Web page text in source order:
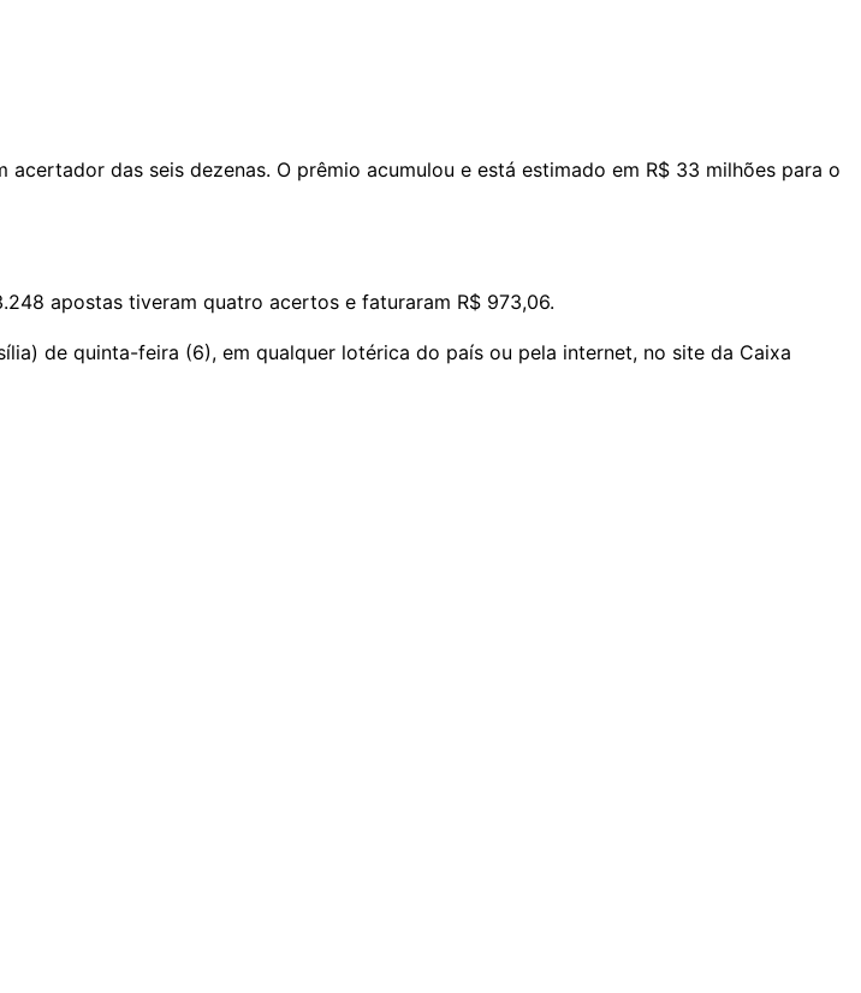
das seis dezenas. O prêmio acumulou e está estimado em R$ 33 milhões para o
apostas tiveram quatro acertos e faturaram R$ 973,06.
de quinta-feira (6), em qualquer lotérica do país ou pela internet, no site da Caixa